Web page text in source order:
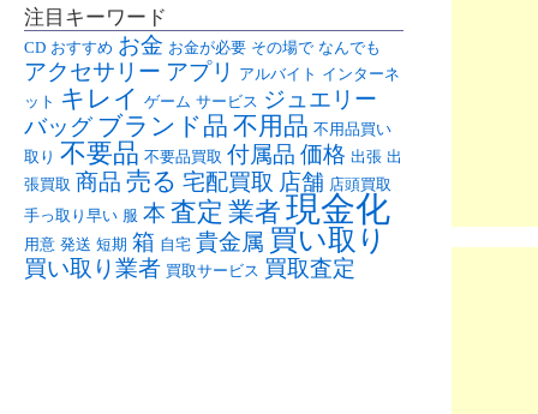
注目キーワード
CD おすすめ お金 お金が必要 その場で なんでも
アクセサリー アプリ アルバイト インターネ
ット
キレイ ゲーム サービス ジュエリー
バッグ ブランド品 不用品 不用品買い
取り 不要品 不要品買取 付属品 価格 出張 出
張買取 商品 売る 宅配買取 店舗 店頭買取
手っ取り早い 服 本 査定 業者 現金化
用意 発送 短期 箱 自宅 貴金属 買い取り
買い取り業者 買取サービス 買取査定